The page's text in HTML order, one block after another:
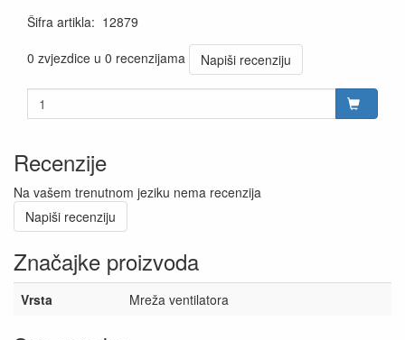
Šifra artikla: 12879
0 zvjezdice u 0 recenzijama
Napiši recenziju
Recenzije
Na vašem trenutnom jeziku nema recenzija
Napiši recenziju
Značajke proizvoda
Vrsta Mreža ventilatora